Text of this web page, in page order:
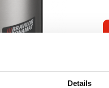
Details